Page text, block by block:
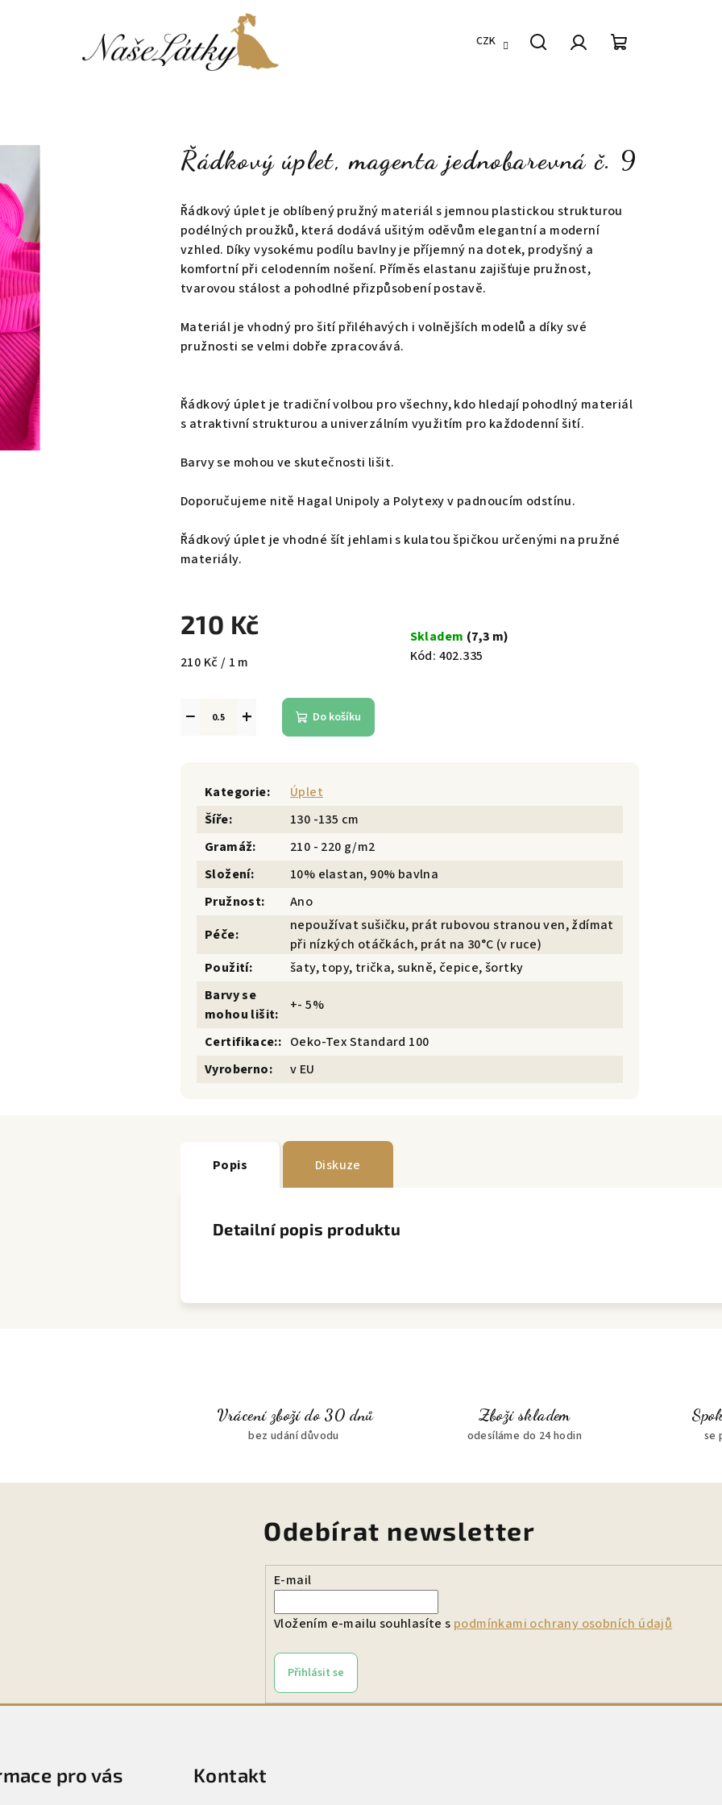
CZK
Řádkový úplet, magenta jednobarevná č. 9
Řádkový úplet je oblíbený pružný materiál s jemnou plastickou strukturou
podélných proužků, která dodává ušitým oděvům elegantní a moderní
vzhled. Díky vysokému podílu bavlny je příjemný na dotek, prodyšný a
komfortní při celodenním nošení. Příměs elastanu zajišťuje pružnost,
tvarovou stálost a pohodlné přizpůsobení postavě.
Materiál je vhodný pro šití přiléhavých i volnějších modelů a díky své
pružnosti se velmi dobře zpracovává.
Řádkový úplet je tradiční volbou pro všechny, kdo hledají pohodlný materiál
s atraktivní strukturou a univerzálním využitím pro každodenní šití.
Barvy se mohou ve skutečnosti lišit.
Doporučujeme nitě Hagal Unipoly a Polytexy v padnoucím odstínu.
Řádkový úplet je vhodné šít jehlami s kulatou špičkou určenými na pružné
materiály.
210 Kč
Měrná
210 Kč / 1 m
Skladem (7,3 m)
Kód: 402.335
+
− Do košíku
Kategorie:
Úplet
Šíře:
130 -135 cm
Gramáž:
210 - 220 g/m2
Složení:
10% elastan, 90% bavlna
Pružnost:
Ano
Péče:
nepoužívat sušičku, prát rubovou stranou ven, ždímat
při nízkých otáčkách, prát na 30°C (v ruce)
Použití:
šaty, topy, trička, sukně, čepice, šortky
Barvy se
mohou lišit:
+- 5%
Certifikace:: Oeko-Tex Standard 100
Vyroberno: v EU
Vrácení zboží do 30 dnů
bez udání důvodu
Zboží skladem
odesíláme do 24 hodin se
Popis Diskuze
Detailní popis produktu
Odebírat newsletter
E-mail
Vložením e-mailu souhlasíte s podmínkami ochrany osobních údajů
Přihlásit se
pro vás Kontakt